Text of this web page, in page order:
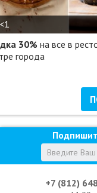
<1
30% на все в
города
+7 (812)